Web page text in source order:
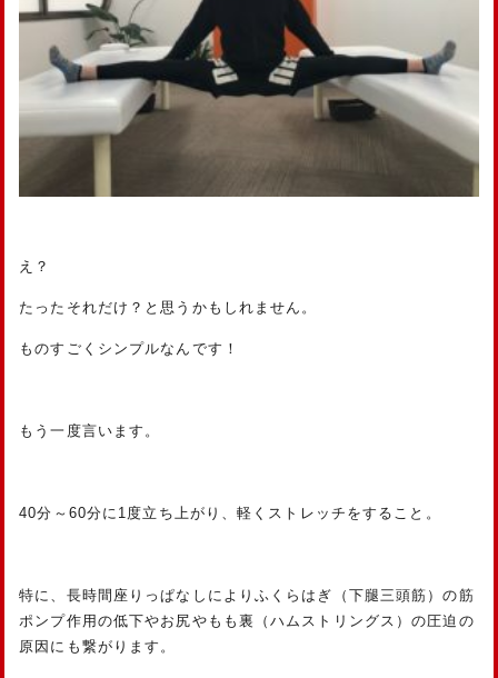
え？
たったそれだけ？と思うかもしれません。
ものすごくシンプルなんです！
もう一度言います。
40分～60分に1度立ち上がり、軽くストレッチをすること。
特に、長時間座りっぱなしによりふくらはぎ（下腿三頭筋）の筋
ポンプ作用の低下やお尻やもも裏（ハムストリングス）の圧迫の
原因にも繋がります。